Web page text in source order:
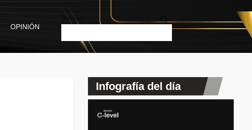
OPINIÓN
Buscar
Infografía del día